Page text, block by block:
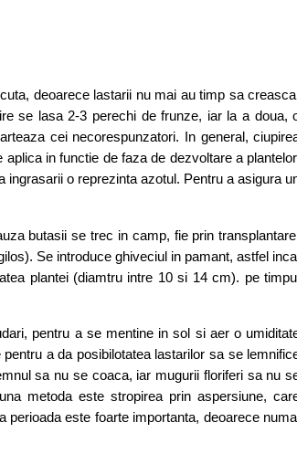
deoarece lastarii nu mai au timp sa
se lasa 2-3 perechi de frunze, iar la a doua,
cei necorespunzatori. In general,
in functie de faza de dezvoltare a
o reprezinta azotul. Pentru a asigura
butasii se trec in camp, fie prin
Se introduce ghiveciul in pamant, astfel
plantei (diamtru intre 10 si 14 cm). pe
pentru a se mentine in sol si aer o
a da posibilotatea lastarilor sa se
sa nu se coaca, iar mugurii floriferi sa nu
metoda este stropirea prin aspersiune,
este foarte importanta, deoarece